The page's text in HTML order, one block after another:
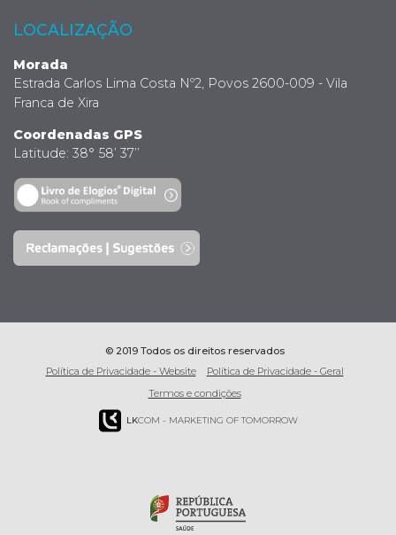
LOCALIZAÇÃO
Morada
Estrada Carlos Lima Costa Nº2, Povos 2600-009 - Vila
Franca de Xira
Coordenadas GPS
Latitude: 38° 58’ 37’’
© 2019 Todos os direitos reservados
Política de Privacidade - Website
Política de Privacidade - Geral
Termos e condições
LKCOM - MARKETING OF TOMORROW